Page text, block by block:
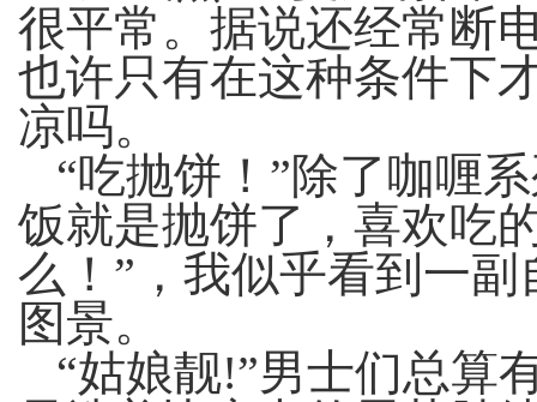
很平常。据说还经常断
也许只有在这种条件下
凉吗。
“吃抛饼！”除了咖喱
饭就是抛饼了，喜欢吃
么！”，我似乎看到一
图景。
“姑娘靓!”男士们总算